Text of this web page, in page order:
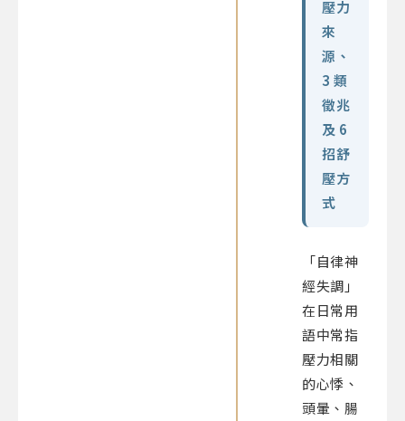
壓力
來
源、
3 類
徵兆
及 6
招舒
壓方
式
「自律神
經失調」
在日常用
語中常指
壓力相關
的心悸、
頭暈、腸